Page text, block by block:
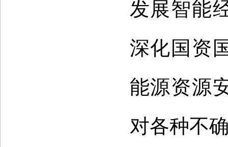
发展智能
深化国资
能源资源
对各种不